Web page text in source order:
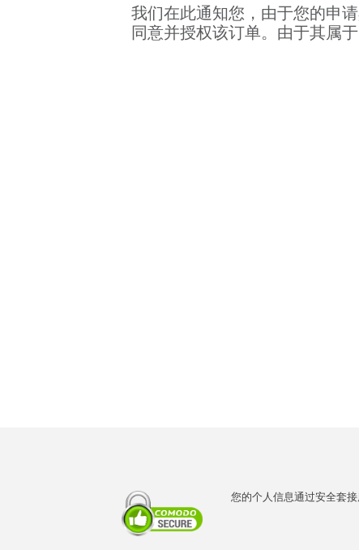
我们在此通知您，由于您的申
同意并授权该订单。由于其属
您的个人信息通过安全套接